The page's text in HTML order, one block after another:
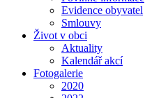
Evidence obyvatel
Smlouvy
Život v obci
Aktuality
Kalendář akcí
Fotogalerie
2020